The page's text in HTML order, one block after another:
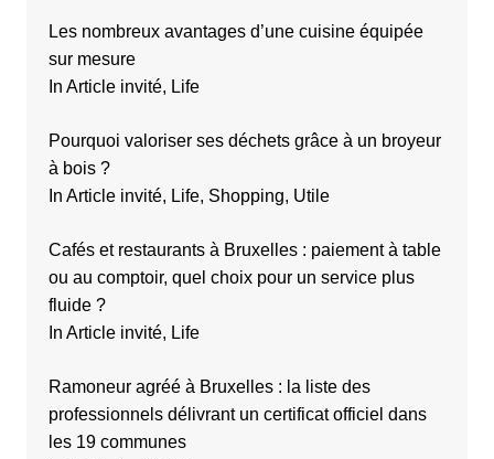
Les nombreux avantages d’une cuisine équipée
sur mesure
In Article invité, Life
Pourquoi valoriser ses déchets grâce à un broyeur
à bois ?
In Article invité, Life, Shopping, Utile
Cafés et restaurants à Bruxelles : paiement à table
ou au comptoir, quel choix pour un service plus
fluide ?
In Article invité, Life
Ramoneur agréé à Bruxelles : la liste des
professionnels délivrant un certificat officiel dans
les 19 communes